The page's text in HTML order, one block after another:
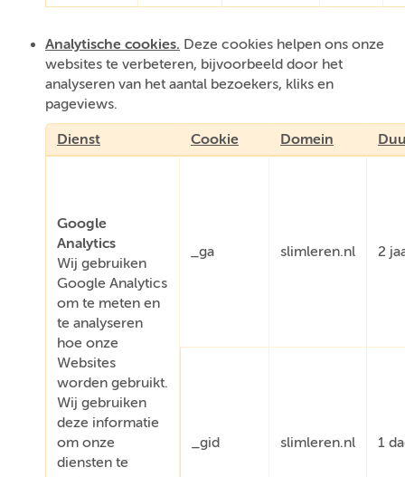
Analytische cookies. Deze cookies helpen ons onze
websites te verbeteren, bijvoorbeeld door het
analyseren van het aantal bezoekers, kliks en
pageviews.
Dienst Cookie Domein
Google
Analytics
Wij gebruiken
Google Analytics
om te meten en
te analyseren
hoe onze
Websites
worden gebruikt.
Wij gebruiken
deze informatie
om onze
diensten te
_ga slimleren.nl 2
_gid slimleren.nl 1